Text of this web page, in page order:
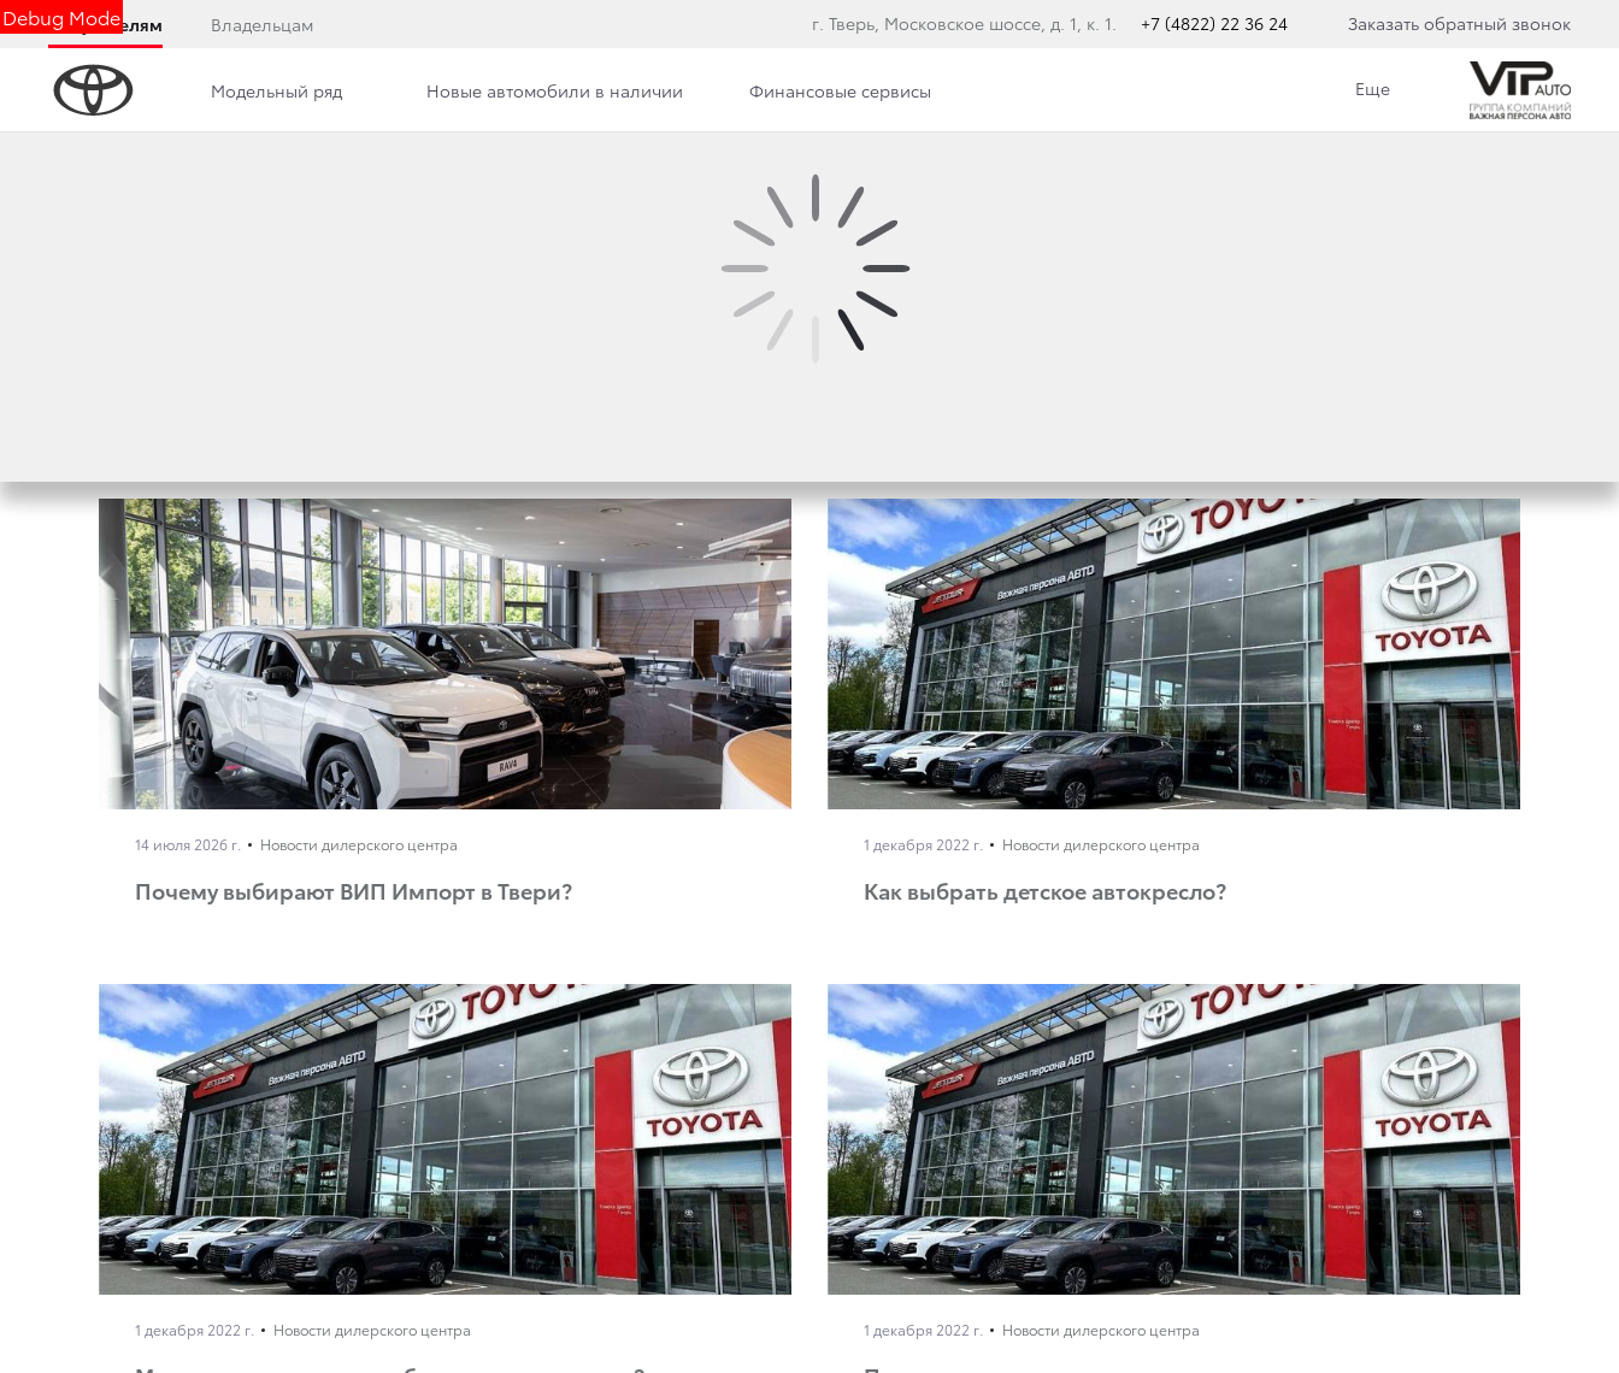
Debug Mode
Покупателям Владельцам г. Тверь, Московское шоссе, д. 1, к. 1. +7 (4822) 22 36 24 Заказать обратный звонок
Модельный ряд Новые автомобили в наличии Финансовые сервисы Еще
14 июля 2026 г. Новости дилерского центра
Почему выбирают ВИП Импорт в Твери?
1 декабря 2022 г. Новости дилерского центра
Как выбрать детское автокресло?
1 декабря 2022 г. Новости дилерского центра 1 декабря 2022 г. Новости дилерского центра